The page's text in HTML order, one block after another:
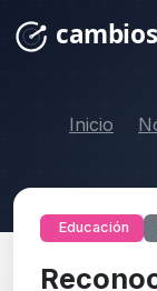
Inicio
Educación